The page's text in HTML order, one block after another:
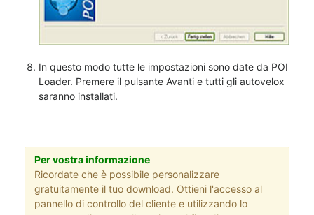
In questo modo tutte le impostazioni sono date da POI
Loader. Premere il pulsante Avanti e tutti gli autovelox
saranno installati.
Per vostra informazione
Ricordate che è possibile personalizzare
gratuitamente il tuo download. Ottieni l'accesso al
pannello di controllo del cliente e utilizzando lo